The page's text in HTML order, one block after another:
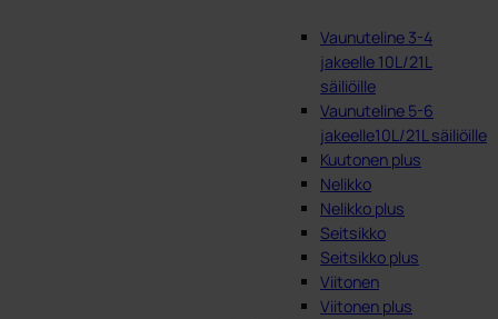
Vaunuteline 3-4
jakeelle 10L/21L
säiliöille
Vaunuteline 5-6
jakeelle10L/21L säiliöille
Kuutonen plus
Nelikko
Nelikko plus
Seitsikko
Seitsikko plus
Viitonen
Viitonen plus